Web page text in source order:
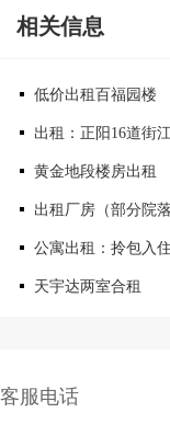
相关信息
低价出租百福园楼
出租：正阳16道街
黄金地段楼房出租
出租厂房（部分院落
公寓出租：拎包入住
天宇达两室合租
客服电话